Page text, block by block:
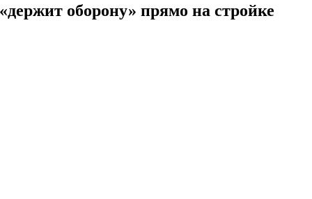
оборону» прямо на стройке